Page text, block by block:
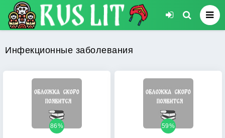
Инфекционные заболевания
86% 59%